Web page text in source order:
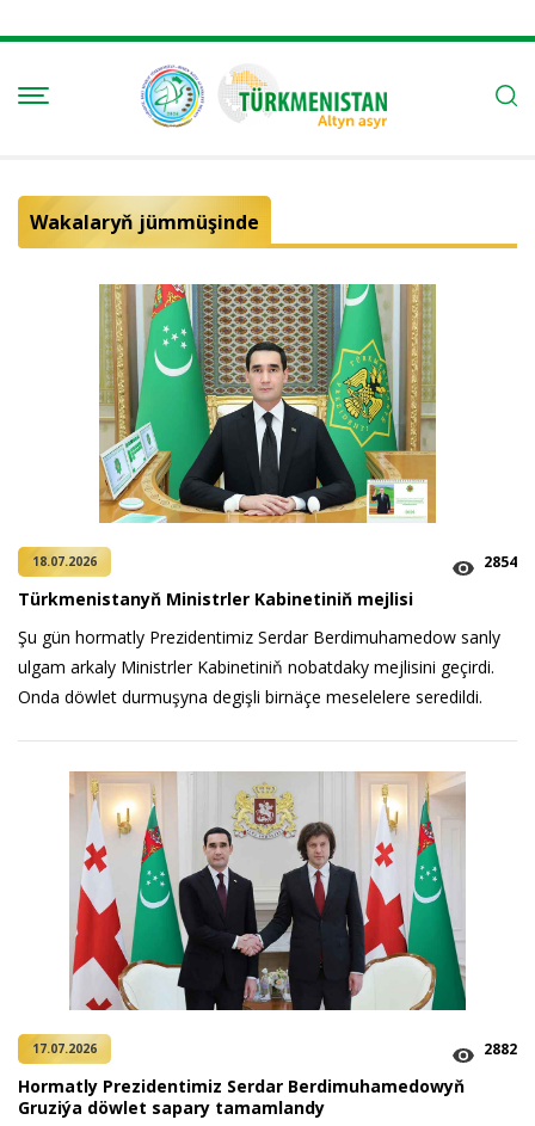
Wakalaryň jümmüşinde
18.07.2026 2854
Türkmenistanyň Ministrler Kabinetiniň mejlisi
Şu gün hormatly Prezidentimiz Serdar Berdimuhamedow sanly
ulgam arkaly Ministrler Kabinetiniň nobatdaky mejlisini geçirdi.
Onda döwlet durmuşyna degişli birnäçe meselelere seredildi.
17.07.2026 2882
Hormatly Prezidentimiz Serdar Berdimuhamedowyň
Gruziýa döwlet sapary tamamlandy